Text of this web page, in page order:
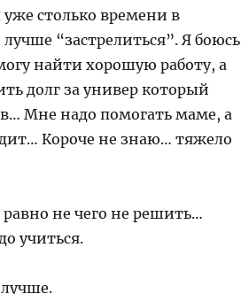
столько времени в
“застрелиться”. Я боюсь
найти хорошую работу, а
долг за универ который
Мне надо помогать маме, а
Короче не знаю… тяжело
не чего не решить…
учиться.
лучше.